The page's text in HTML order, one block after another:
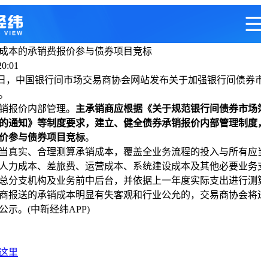
本的承销费报价参与债券项目竞标
中国银行间市场交易商协会网站发布关于加强银行间债券
价内部管理。 主承销商应根据《关于规范银行间债券市场
通知》等制度要求，建立、健全债券承销报价内部管理制度
参与债券项目竞标。
实、合理测算承销成本，覆盖全业务流程的投入与所有应
力成本、差旅费、运营成本、系统建设成本及其他必要业务
分支机构及业务前中后台，并依据上一年度实际支出进行测
送的承销成本明显有失客观和行业公允的，交易商协会将
示。(中新经纬APP)
里